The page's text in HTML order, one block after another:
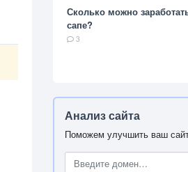
Сколько можно
сапе?
3
Анализ сайта
Поможем улучшить ваш